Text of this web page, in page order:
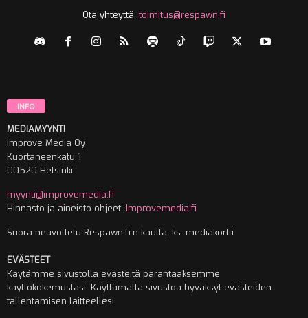
Ota yhteyttä:toimitus@respawn.fi
INFO
MEDIAMYYNTI
Improve Media Oy
Kuortaneenkatu 1
00520 Helsinki
myynti@improvemedia.fi
Hinnasto ja aineisto-ohjeet: Improvemedia.fi
Suora neuvottelu Respawn.fi:n kautta, ks. mediakortti
EVÄSTEET
Käytämme sivustolla evästeitä parantaaksemme
käyttökokemustasi. Käyttämällä sivustoa hyväksyt evästeiden
tallentamisen laitteellesi.